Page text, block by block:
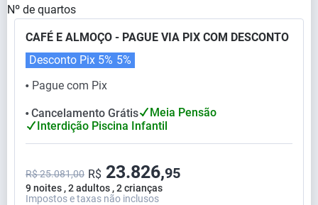
Nº de quartos
CAFÉ E ALMOÇO - PAGUE VIA PIX COM DESCONTO
⬤ Pague com Pix
Desconto Pix 5% 5%
⬤ Cancelamento Grátis
Meia Pensão
Interdição Piscina Infantil
9 noites , 2 adultos , 2 crianças
R$ 25.081,00 R$ 23.826,95
Impostos e taxas não inclusos